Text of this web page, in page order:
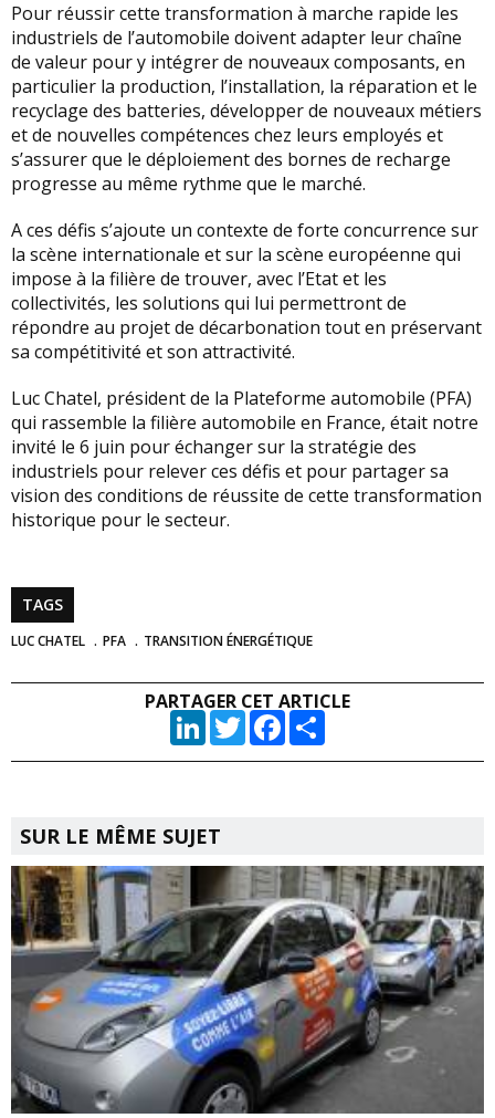
Pour réussir cette transformation à marche rapide les
industriels de l’automobile doivent adapter leur chaîne
de valeur pour y intégrer de nouveaux composants, en
particulier la production, l’installation, la réparation et le
recyclage des batteries, développer de nouveaux métiers
et de nouvelles compétences chez leurs employés et
s’assurer que le déploiement des bornes de recharge
progresse au même rythme que le marché.
A ces défis s’ajoute un contexte de forte concurrence sur
la scène internationale et sur la scène européenne qui
impose à la filière de trouver, avec l’Etat et les
collectivités, les solutions qui lui permettront de
répondre au projet de décarbonation tout en préservant
sa compétitivité et son attractivité.
Luc Chatel, président de la Plateforme automobile (PFA)
qui rassemble la filière automobile en France, était notre
invité le 6 juin pour échanger sur la stratégie des
industriels pour relever ces défis et pour partager sa
vision des conditions de réussite de cette transformation
historique pour le secteur.
TAGS
LUC CHATEL PFA TRANSITION ÉNERGÉTIQUE
PARTAGER CET ARTICLE
LinkedInTwitterFacebook
SUR LE MÊME SUJET